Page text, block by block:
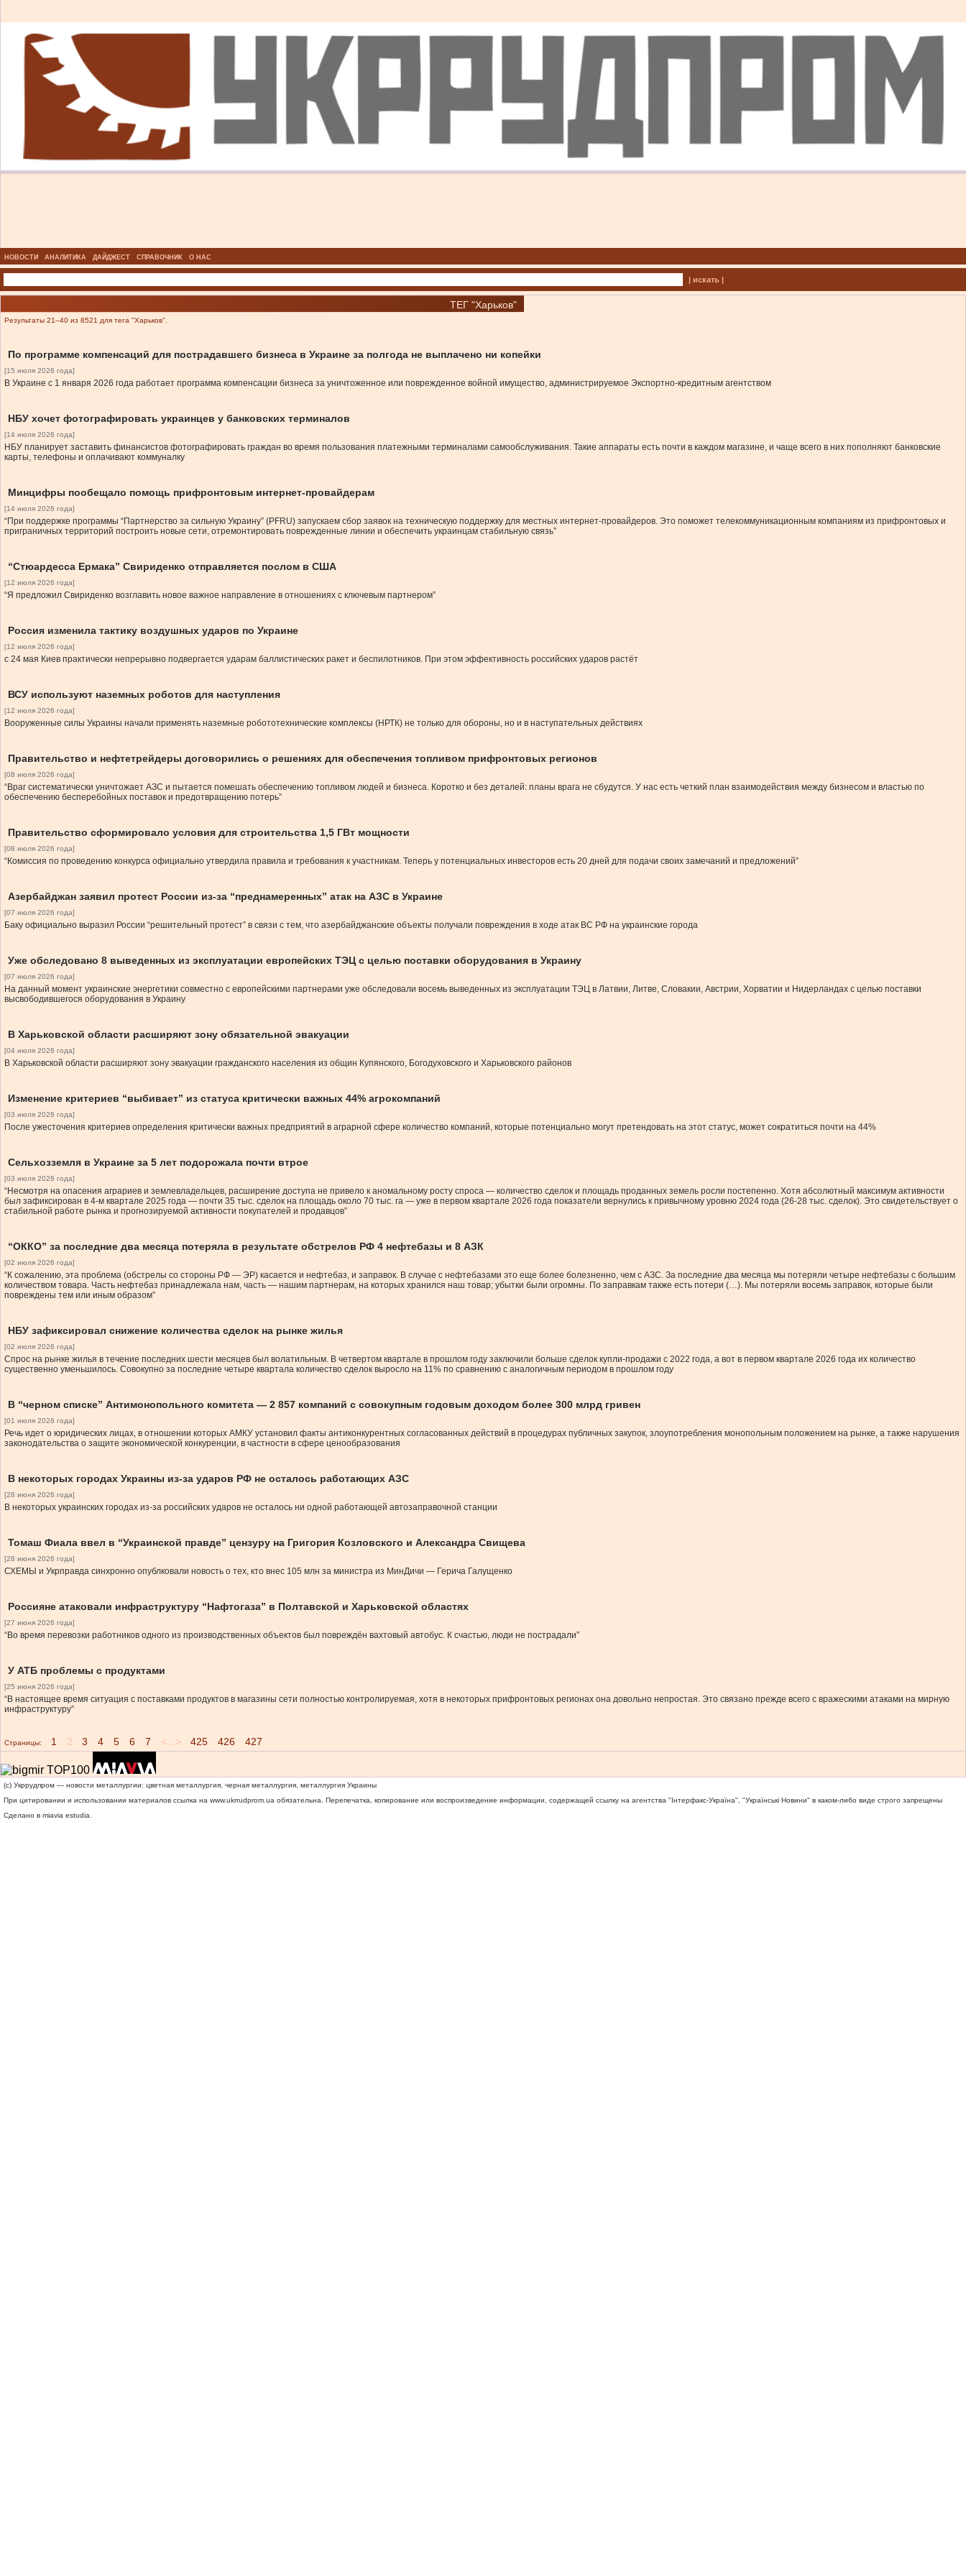
НОВОСТИ АНАЛИТИКА ДАЙДЖЕСТ СПРАВОЧНИК О НАС
| искать |
ТЕГ "Харьков"
Результаты 21–40 из 8521 для тега "Харьков".
По программе компенсаций для пострадавшего бизнеса в Украине за полгода не выплачено ни копейки
[15 июля 2026 года]
В Украине с 1 января 2026 года работает программа компенсации бизнеса за уничтоженное или поврежденное войной имущество, администрируемое Экспортно-кредитным агентством
НБУ хочет фотографировать украинцев у банковских терминалов
[14 июля 2026 года]
НБУ планирует заставить финансистов фотографировать граждан во время пользования платежными терминалами самообслуживания. Такие аппараты есть почти в каждом магазине, и чаще всего в них пополняют банковские
карты, телефоны и оплачивают коммуналку
Минцифры пообещало помощь прифронтовым интернет-провайдерам
[14 июля 2026 года]
“При поддержке программы “Партнерство за сильную Украину” (PFRU) запускаем сбор заявок на техническую поддержку для местных интернет-провайдеров. Это поможет телекоммуникационным компаниям из прифронтовых и
приграничных территорий построить новые сети, отремонтировать поврежденные линии и обеспечить украинцам стабильную связь”
“Стюардесса Ермака” Свириденко отправляется послом в США
[12 июля 2026 года]
“Я предложил Свириденко возглавить новое важное направление в отношениях с ключевым партнером”
Россия изменила тактику воздушных ударов по Украине
[12 июля 2026 года]
с 24 мая Киев практически непрерывно подвергается ударам баллистических ракет и беспилотников. При этом эффективность российских ударов растёт
ВСУ используют наземных роботов для наступления
[12 июля 2026 года]
Вооруженные силы Украины начали применять наземные робототехнические комплексы (НРТК) не только для обороны, но и в наступательных действиях
Правительство и нефтетрейдеры договорились о решениях для обеспечения топливом прифронтовых регионов
[08 июля 2026 года]
“Враг систематически уничтожает АЗС и пытается помешать обеспечению топливом людей и бизнеса. Коротко и без деталей: планы врага не сбудутся. У нас есть четкий план взаимодействия между бизнесом и властью по
обеспечению бесперебойных поставок и предотвращению потерь”
Правительство сформировало условия для строительства 1,5 ГВт мощности
[08 июля 2026 года]
“Комиссия по проведению конкурса официально утвердила правила и требования к участникам. Теперь у потенциальных инвесторов есть 20 дней для подачи своих замечаний и предложений”
Азербайджан заявил протест России из-за “преднамеренных” атак на АЗС в Украине
[07 июля 2026 года]
Баку официально выразил России “решительный протест” в связи с тем, что азербайджанские объекты получали повреждения в ходе атак ВС РФ на украинские города
Уже обследовано 8 выведенных из эксплуатации европейских ТЭЦ с целью поставки оборудования в Украину
[07 июля 2026 года]
На данный момент украинские энергетики совместно с европейскими партнерами уже обследовали восемь выведенных из эксплуатации ТЭЦ в Латвии, Литве, Словакии, Австрии, Хорватии и Нидерландах с целью поставки
высвободившегося оборудования в Украину
В Харьковской области расширяют зону обязательной эвакуации
[04 июля 2026 года]
В Харьковской области расширяют зону эвакуации гражданского населения из общин Купянского, Богодуховского и Харьковского районов
Изменение критериев “выбивает” из статуса критически важных 44% агрокомпаний
[03 июля 2026 года]
После ужесточения критериев определения критически важных предприятий в аграрной сфере количество компаний, которые потенциально могут претендовать на этот статус, может сократиться почти на 44%
Сельхозземля в Украине за 5 лет подорожала почти втрое
[03 июля 2026 года]
“Несмотря на опасения аграриев и землевладельцев, расширение доступа не привело к аномальному росту спроса — количество сделок и площадь проданных земель росли постепенно. Хотя абсолютный максимум активности
был зафиксирован в 4-м квартале 2025 года — почти 35 тыс. сделок на площадь около 70 тыс. га — уже в первом квартале 2026 года показатели вернулись к привычному уровню 2024 года (26-28 тыс. сделок). Это свидетельствует о
стабильной работе рынка и прогнозируемой активности покупателей и продавцов”
“ОККО” за последние два месяца потеряла в результате обстрелов РФ 4 нефтебазы и 8 АЗК
[02 июля 2026 года]
“К сожалению, эта проблема (обстрелы со стороны РФ — ЭР) касается и нефтебаз, и заправок. В случае с нефтебазами это еще более болезненно, чем с АЗС. За последние два месяца мы потеряли четыре нефтебазы с большим
количеством товара. Часть нефтебаз принадлежала нам, часть — нашим партнерам, на которых хранился наш товар; убытки были огромны. По заправкам также есть потери (…). Мы потеряли восемь заправок, которые были
повреждены тем или иным образом”
НБУ зафиксировал снижение количества сделок на рынке жилья
[02 июля 2026 года]
Спрос на рынке жилья в течение последних шести месяцев был волатильным. В четвертом квартале в прошлом году заключили больше сделок купли-продажи с 2022 года, а вот в первом квартале 2026 года их количество
существенно уменьшилось. Совокупно за последние четыре квартала количество сделок выросло на 11% по сравнению с аналогичным периодом в прошлом году
В “черном списке” Антимонопольного комитета — 2 857 компаний с совокупным годовым доходом более 300 млрд гривен
[01 июля 2026 года]
Речь идет о юридических лицах, в отношении которых АМКУ установил факты антиконкурентных согласованных действий в процедурах публичных закупок, злоупотребления монопольным положением на рынке, а также нарушения
законодательства о защите экономической конкуренции, в частности в сфере ценообразования
В некоторых городах Украины из-за ударов РФ не осталось работающих АЗС
[28 июня 2026 года]
В некоторых украинских городах из-за российских ударов не осталось ни одной работающей автозаправочной станции
Томаш Фиала ввел в “Украинской правде” цензуру на Григория Козловского и Александра Свищева
[28 июня 2026 года]
СХЕМЫ и Укрправда синхронно опублковали новость о тех, кто внес 105 млн за министра из МинДичи — Герича Галущенко
Россияне атаковали инфраструктуру “Нафтогаза” в Полтавской и Харьковской областях
[27 июня 2026 года]
“Во время перевозки работников одного из производственных объектов был повреждён вахтовый автобус. К счастью, люди не пострадали”
У АТБ проблемы с продуктами
[25 июня 2026 года]
“В настоящее время ситуация с поставками продуктов в магазины сети полностью контролируемая, хотя в некоторых прифронтовых регионах она довольно непростая. Это связано прежде всего с вражескими атаками на мирную
инфраструктуру”
Страницы: 1 2 3 4 5 6 7 <...> 425 426 427
(c) Укррудпром — новости металлургии: цветная металлургия, черная металлургия, металлургия Украины
При цитировании и использовании материалов ссылка на www.ukrrudprom.ua обязательна. Перепечатка, копирование или воспроизведение информации, содержащей ссылку на агентства "Iнтерфакс-Україна", "Українськi Новини" в каком-либо виде строго запрещены
Сделано в miavia estudia.